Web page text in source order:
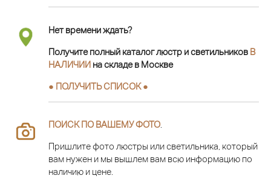
Нет времени ждать?
Получите полный каталог люстр и светильников В
НАЛИЧИИ на складе в Москве
● ПОЛУЧИТЬ СПИСОК ●
ПОИСК ПО ВАШЕМУ ФОТО
Пришлите фото люстры или светильника, который
вам нужен и мы вышлем вам всю информацию по
наличию и цене.